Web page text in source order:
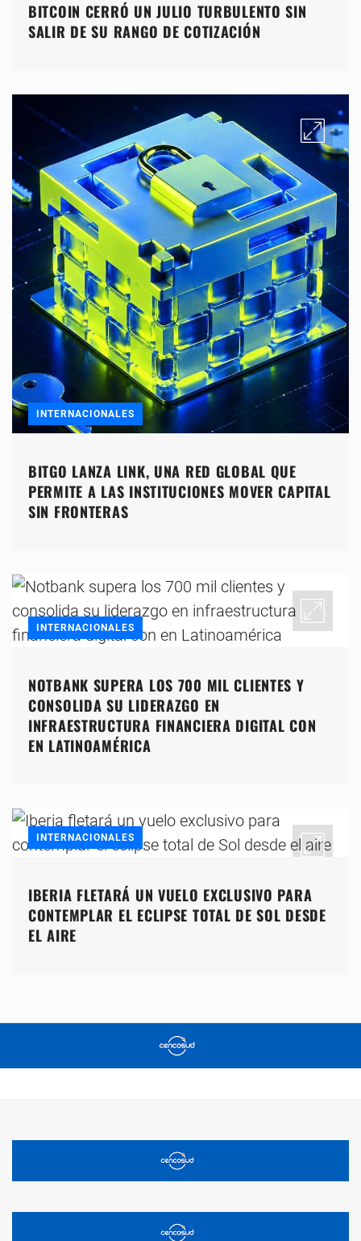
BITCOIN CERRÓ UN JULIO TURBULENTO SIN
SALIR DE SU RANGO DE COTIZACIÓN
INTERNACIONALES
BITGO LANZA LINK, UNA RED GLOBAL QUE
PERMITE A LAS INSTITUCIONES MOVER CAPITAL
SIN FRONTERAS
INTERNACIONALES
NOTBANK SUPERA LOS 700 MIL CLIENTES Y
CONSOLIDA SU LIDERAZGO EN
INFRAESTRUCTURA FINANCIERA DIGITAL CON
EN LATINOAMÉRICA
INTERNACIONALES
IBERIA FLETARÁ UN VUELO EXCLUSIVO PARA
CONTEMPLAR EL ECLIPSE TOTAL DE SOL DESDE
EL AIRE